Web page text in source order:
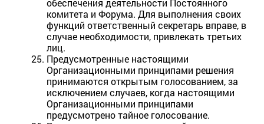
обеспечения деятельности Постоянного
комитета и Форума. Для выполнения своих
функций ответственный секретарь вправе, в
случае необходимости, привлекать третьих
лиц.
Предусмотренные настоящими
Организационными принципами решения
принимаются открытым голосованием, за
исключением случаев, когда настоящими
Организационными принципами
предусмотрено тайное голосование.